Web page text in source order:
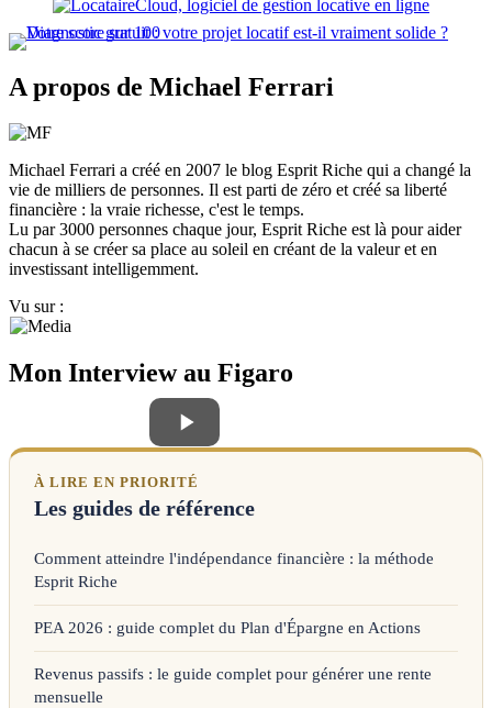
A propos de Michael Ferrari
Michael Ferrari a créé en 2007 le blog Esprit Riche qui a changé la
vie de milliers de personnes. Il est parti de zéro et créé sa liberté
financière : la vraie richesse, c'est le temps.
Lu par 3000 personnes chaque jour, Esprit Riche est là pour aider
chacun à se créer sa place au soleil en créant de la valeur et en
investissant intelligemment.
Vu sur :
Mon Interview au Figaro
À LIRE EN PRIORITÉ
Les guides de référence
Comment atteindre l'indépendance financière : la méthode
Esprit Riche
PEA 2026 : guide complet du Plan d'Épargne en Actions
Revenus passifs : le guide complet pour générer une rente
mensuelle